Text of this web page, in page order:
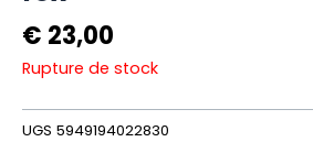
€ 23,00
Rupture de stock
UGS 5949194022830